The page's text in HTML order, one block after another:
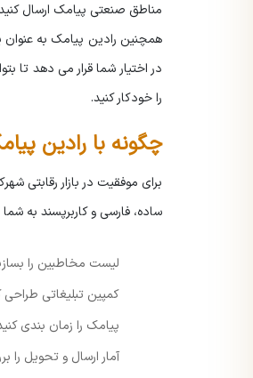
مناطق صنعتی پیامک ارسال
همچنین رادین پیامک به عنوان
را خودکار کنید.
چگونه با رادین
برای موفقیت در بازار رقابتی
ساده، فارسی و کاربرپسند به
لیست مخاطبین را
کمپین تبلیغاتی طراحی
پیامک را زمان بندی
آمار ارسال و تحویل را